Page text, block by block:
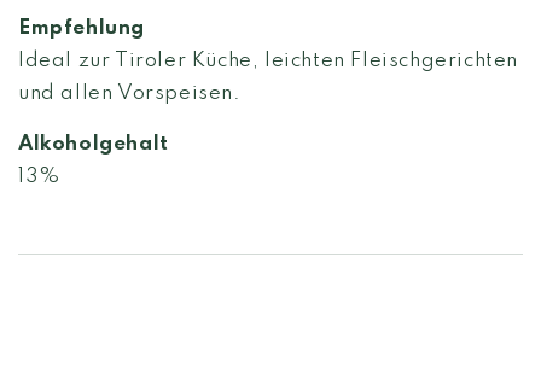
Empfehlung
Ideal zur Tiroler Küche, leichten Fleischgerichten
und allen Vorspeisen.
Alkoholgehalt
13%